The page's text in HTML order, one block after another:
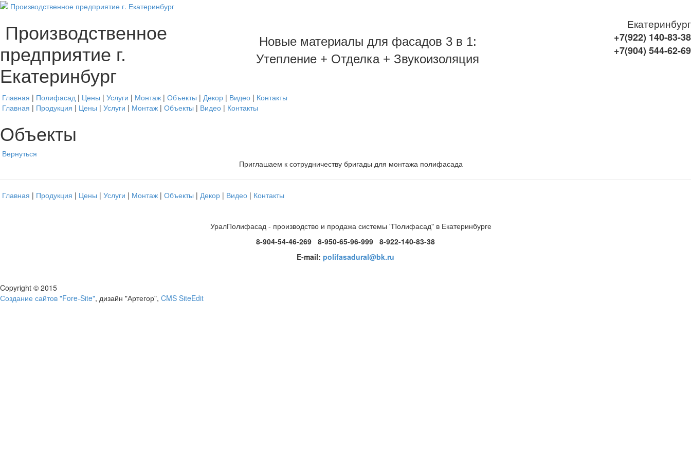
Производственное
предприятие г.
Екатеринбург
Новые материалы для фасадов 3 в 1:
Утепление + Отделка + Звукоизоляция
Екатеринбург
+7(922) 140-83-38
+7(904) 544-62-69
Главная | Полифасад | Цены | Услуги | Монтаж | Объекты | Декор | Видео | Контакты
Главная | Продукция | Цены | Услуги | Монтаж | Объекты | Видео | Контакты
Объекты
Вернуться
Приглашаем к сотрудничеству бригады для монтажа полифасада
Главная | Продукция | Цены | Услуги | Монтаж | Объекты | Декор | Видео | Контакты
УралПолифасад - производство и продажа системы "Полифасад" в Екатеринбурге
8-904-54-46-269 8-950-65-96-999 8-922-140-83-38
E-mail: polifasadural@bk.ru
Copyright © 2015
Создание сайтов "Fore-Site", дизайн "Артегор", CMS SiteEdit